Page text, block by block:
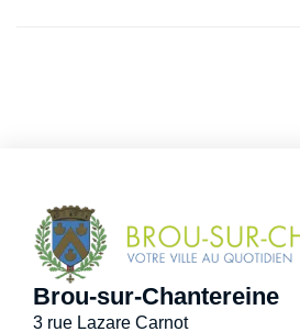
Brou-sur-Chantereine
3 rue Lazare Carnot